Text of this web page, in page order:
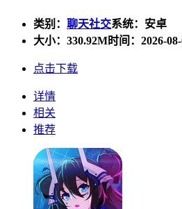
类别： 聊天社交系统：安卓
大小： 330.92M时间：2026-
点击下载
详情
相关
推荐